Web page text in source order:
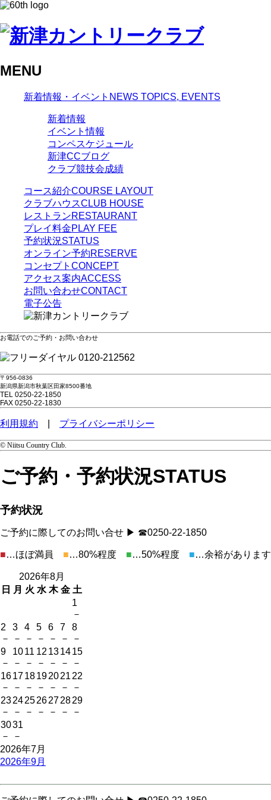
MENU
新着情報・イベント NEWS TOPICS, EVENTS
新着情報
イベント情報
コンペスケジュール
新津CCブログ
クラブ競技会成績
コース紹介COURSE LAYOUT
クラブハウスCLUB HOUSE
レストランRESTAURANT
プレイ料金PLAY FEE
予約状況STATUS
オンライン予約RESERVE
コンセプト CONCEPT
アクセス案内ACCESS
お問い合わせCONTACT
電子公告
お電話でのご予約・お問い合わせ
0120-212562
〒956-0836
新潟県新潟市秋葉区田家8500番地
TEL 0250-22-1850
FAX 0250-22-1830
利用規約 プライバシーポリシー
© Niitsu Country Club.
ご予約・予約状況STATUS
予約状況
ご予約に際してのお問い合せ ▶ ☎0250-22-1850
■…ほぼ満員 ■…80%程度 ■…50%程度 ■…余裕があります
2026年8月
日
月 火 水 木 金 土
1
－
2
－
3
－
4
－
5
－
6
－
7
－
8
－
9
－
10
－
11
－
12
－
13
－
14
－
15
－
16
－
17
－
18
－
19
－
20
－
21
－
22
－
23
－
24
－
25
－
26
－
27
－
28
－
29
－
30
－
31
－
2026年7月
2026年9月